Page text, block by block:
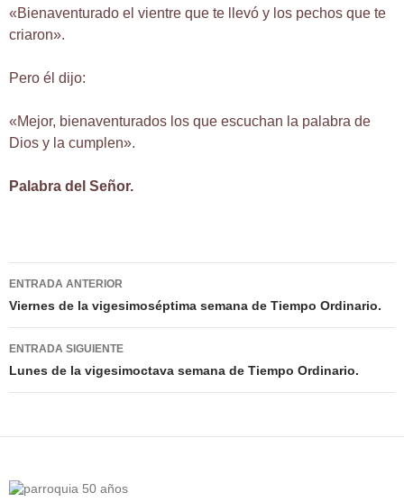
«Bienaventurado el vientre que te llevó y los pechos que te
criaron».
Pero él dijo:
«Mejor, bienaventurados los que escuchan la palabra de
Dios y la cumplen».
Palabra del Señor.
Navegación
de
entradas
ENTRADA ANTERIOR
Viernes de la vigesimoséptima semana de Tiempo Ordinario.
ENTRADA SIGUIENTE
Lunes de la vigesimoctava semana de Tiempo Ordinario.